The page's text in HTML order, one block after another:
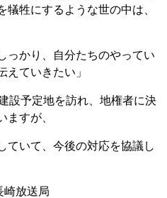
犠牲にするような世の中は、
かり、自分たちのやってい
えていきたい」
設予定地を訪れ、地権者に決
ますが、
いて、今後の対応を協議し
放送局